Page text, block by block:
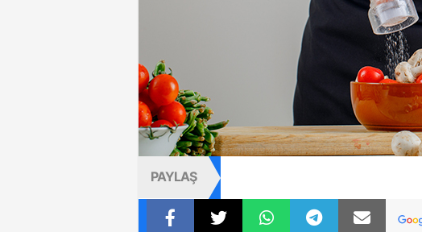
PAYLAŞ